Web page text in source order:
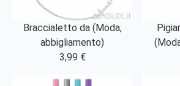
Braccialetto da (Moda,
abbigliamento)
3,99 €